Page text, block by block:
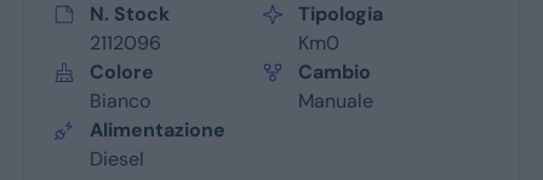
Vedi tutti i marchi
N. Stock
2112096
Tipologia
Km0
Colore
Bianco
Cambio
Manuale
Alimentazione
Diesel